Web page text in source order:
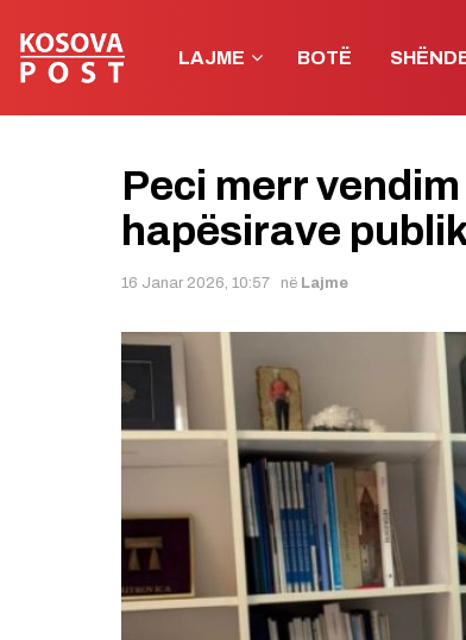
LAJME BOTË
Peci merr
hapësirave
16 Janar 2026, 10:57 në Lajme